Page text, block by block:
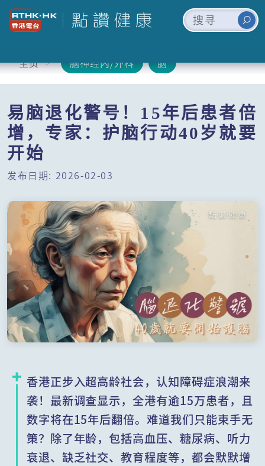
主页 脑神经内/外科 脑
易脑退化警号！15年后患者倍
增，专家：护脑行动40岁就要
开始
发布日期: 2026-02-03
香港正步入超高龄社会，认知障碍症浪潮来
袭！最新调查显示，全港有逾15万患者，且
数字将在15年后翻倍。难道我们只能束手无
策？除了年龄，包括高血压、糖尿病、听力
衰退、缺乏社交、教育程度等，都会默默增